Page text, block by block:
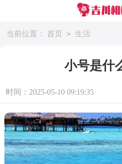
当前位置： 首页 > 生活
小号是什
时间：2025-05-10 09:19:35